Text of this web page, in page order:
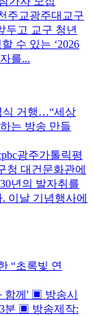
주교광주대교구
두고 교구 청년
수 있는 ‘2026
를...
식 거행…“세상
는 방송 만들
광주가톨릭평
청 대건문화관에
년의 발자취를
이날 기념행사에
“초록빛 연
함께' ▣ 방송시
분 ▣ 방송제작: